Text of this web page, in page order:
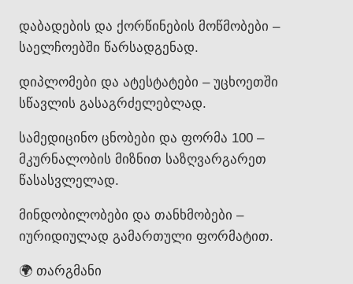
დაბადების და ქორწინების მოწმობები –
საელჩოებში წარსადგენად.
დიპლომები და ატესტატები – უცხოეთში
სწავლის გასაგრძელებლად.
სამედიცინო ცნობები და ფორმა 100 –
მკურნალობის მიზნით საზღვარგარეთ
წასასვლელად.
მინდობილობები და თანხმობები –
იურიდიულად გამართული ფორმატით.
🌍 თარგმანი